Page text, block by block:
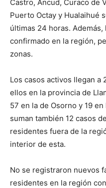
Castro, Ancud, Curaco de
Puerto Octay y Hualaihué
últimas 24 horas.
confirmado en la región,
zonas.
Los casos activos llegan a
ellos en la provincia de
57 en la de Osorno y 19
suman también 12 casos
residentes fuera de la
interior de esta.
No se registraron nuevos
residentes en la región